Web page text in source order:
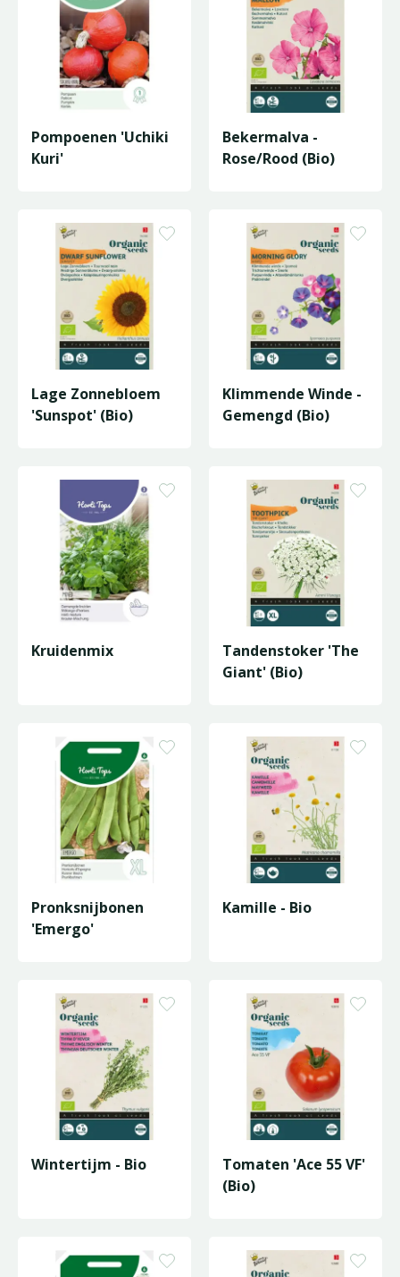
Pompoenen 'Uchiki
Kuri'
Bekermalva -
Rose/Rood (Bio)
Lage Zonnebloem
'Sunspot' (Bio)
Klimmende Winde -
Gemengd (Bio)
Kruidenmix
Tandenstoker 'The
Giant' (Bio)
Pronksnijbonen
'Emergo'
Kamille - Bio
Wintertijm - Bio
Tomaten 'Ace 55 VF'
(Bio)